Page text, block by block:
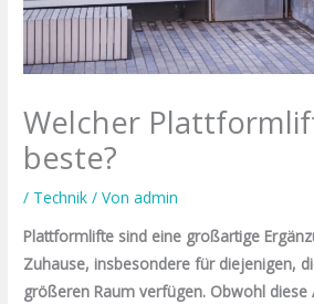
Welcher
beste?
/ Technik / Vonadmin
Plattformlifte sind eine großartige
Zuhause, insbesondere für diejenigen,
größeren Raum verfügen. Obwohl diese